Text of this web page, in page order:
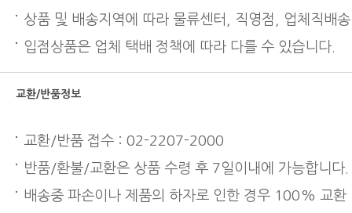
상품 및 배송지역에 따라 물류센터, 직영점, 업체직배
입점상품은 업체 택배 정책에 따라 다를 수 있습니다.
교환/반품정보
교환/반품 접수 : 02-2207-2000
반품/환불/교환은 상품 수령 후 7일이내에 가능합니다.
배송중 파손이나 제품의 하자로 인한 경우 100% 교환